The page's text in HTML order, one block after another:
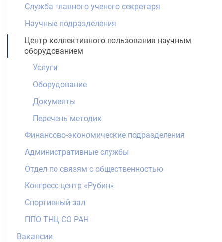
Служба главного ученого секретаря
Научные подразделения
Центр коллективного пользования научным
оборудованием
Услуги
Оборудование
Документы
Перечень методик
Финансово-экономические подразделения
Административные службы
Отдел по связям с общественностью
Конгресс-центр «Рубин»
Спортивный зал
ППО ТНЦ СО РАН
Вакансии